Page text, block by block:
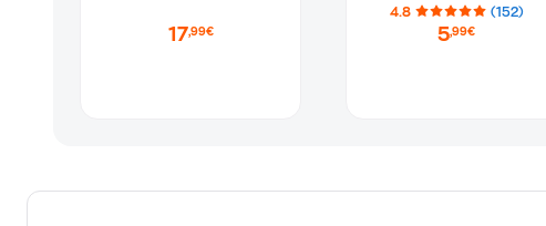
Θερμοκήπιο
17,99€
4.8 (152)
5,99€